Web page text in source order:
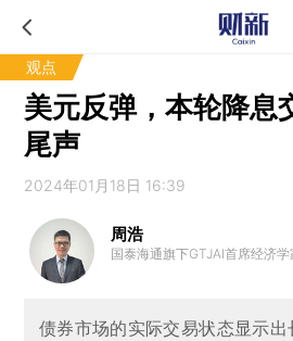
观点
美元反弹，本轮降息
尾声
2024年01月18日 16:39
周浩
国泰海通旗下GTJAI首席经济学
债券市场的实际交易状态显示